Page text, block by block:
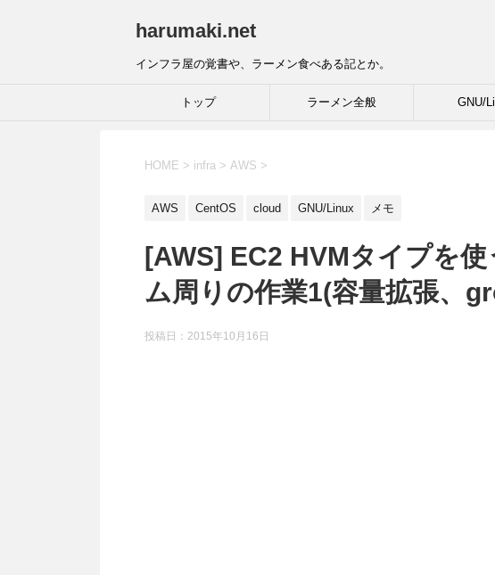
harumaki.net
インフラ屋の覚書や、ラーメン食べある記とか。
トップ ラーメン全般 GNU/
HOME > infra > AWS >
AWS CentOS cloud GNU/Linux メモ
[AWS] EC2 HVMタイプを
ム周りの作業1(容量拡張、
投稿日：2015年10月16日